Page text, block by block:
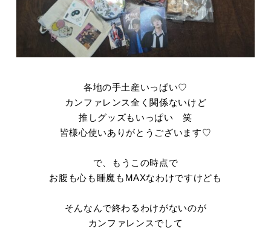
各地の手土産いっぱい♡
カンファレンス全く関係ないけど
推しグッズもいっぱい 笑
皆様心使いありがとうございます♡
で、もうこの時点で
お腹も心も睡魔もMAXなわけですけども
そんなんで終わるわけがないのが
カンファレンスでして